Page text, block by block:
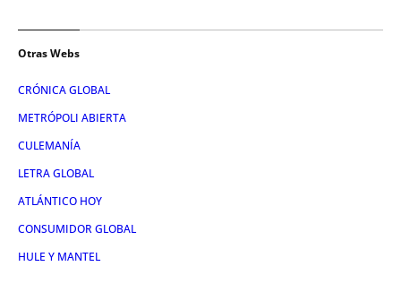
Otras Webs
CRÓNICA GLOBAL
METRÓPOLI ABIERTA
CULEMANÍA
LETRA GLOBAL
ATLÁNTICO HOY
CONSUMIDOR GLOBAL
HULE Y MANTEL